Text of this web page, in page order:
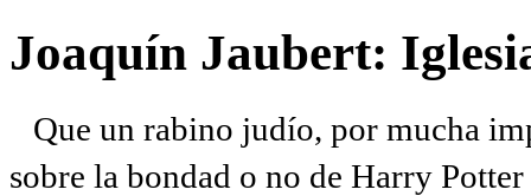
Joaquín Jaubert:
Que un rabino judío, por mucha
sobre la bondad o no de Harry